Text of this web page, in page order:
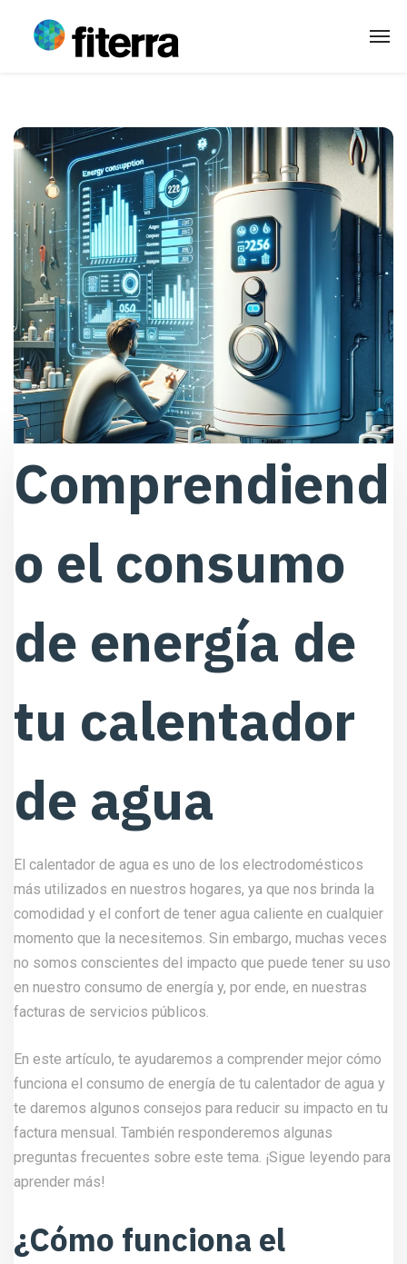
Comprendiend
o el consumo
de energía de
tu calentador
de agua
El calentador de agua es uno de los electrodomésticos
más utilizados en nuestros hogares, ya que nos brinda la
comodidad y el confort de tener agua caliente en cualquier
momento que la necesitemos. Sin embargo, muchas veces
no somos conscientes del impacto que puede tener su uso
en nuestro consumo de energía y, por ende, en nuestras
facturas de servicios públicos.
En este artículo, te ayudaremos a comprender mejor cómo
funciona el consumo de energía de tu calentador de agua y
te daremos algunos consejos para reducir su impacto en tu
factura mensual. También responderemos algunas
preguntas frecuentes sobre este tema. ¡Sigue leyendo para
aprender más!
¿Cómo funciona el